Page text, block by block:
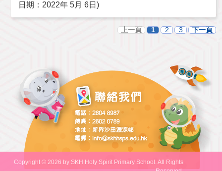
日期：2022年 5月 6日)
上一頁 1 2 3 下一頁
Copyright © 2026 by SKH Holy Spirit Primary School. All Rights